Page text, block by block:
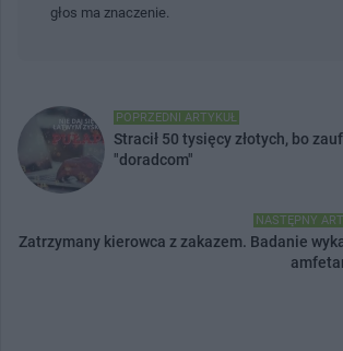
głos ma znaczenie.
POPRZEDNI ARTYKUŁ
Stracił 50 tysięcy złotych, bo
"doradcom"
NASTĘPNY
Zatrzymany kierowca z zakazem. Badanie